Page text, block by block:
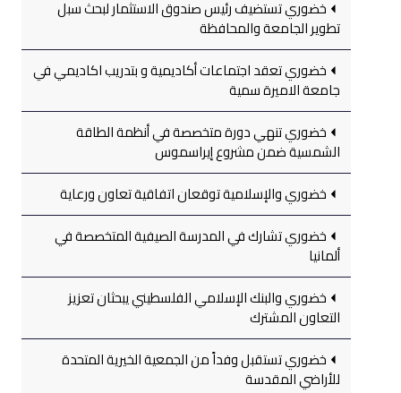
خضوري تستضيف رئيس صندوق الاستثمار لبحث سبل
تطوير الجامعة والمحافظة
خضوري تعقد اجتماعات أكاديمية و بتدريب اكاديمي في
جامعة الاميرة سمية
خضوري تنهي دورة متخصصة في أنظمة الطاقة
الشمسية ضمن مشروع إيراسموس
خضوري والإسلامية توقعان اتفاقية تعاون ورعاية
خضوري تشارك في المدرسة الصيفية المتخصصة في
ألمانيا
خضوري والبنك الإسلامي الفلسطيني يبحثان تعزيز
التعاون المشترك
خضوري تستقبل وفداً من الجمعية الخيرية المتحدة
للأراضي المقدسة